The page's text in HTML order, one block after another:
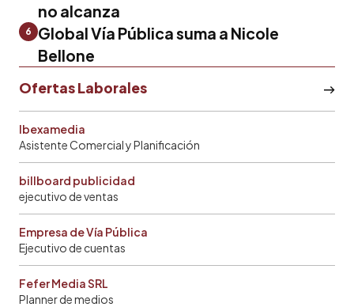
no alcanza
6
Global Vía Pública suma a Nicole
Bellone
Ofertas Laborales
Ibexamedia
Asistente Comercial y Planificación
billboard publicidad
ejecutivo de ventas
Empresa de Vía Pública
Ejecutivo de cuentas
Fefer Media SRL
Planner de medios